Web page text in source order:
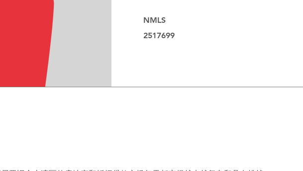
NMLS
2517699